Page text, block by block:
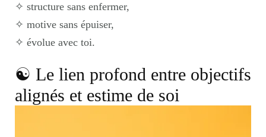
✧ structure sans enfermer,
✧ motive sans épuiser,
✧ évolue avec toi.
☯︎ Le lien profond entre objectifs
alignés et estime de soi